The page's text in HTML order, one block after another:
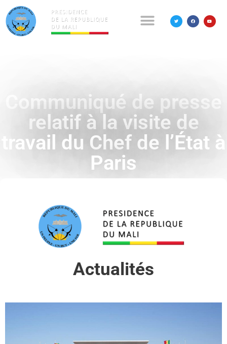
Communiqué de presse
relatif à la visite de
travail du Chef de l’État à
Paris
Actualités